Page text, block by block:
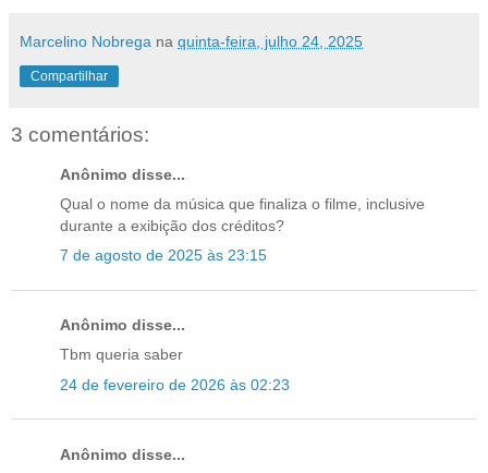
Marcelino Nobrega na quinta-feira, julho 24, 2025
Compartilhar
3 comentários:
Anônimo disse...
Qual o nome da música que finaliza o filme, inclusive
durante a exibição dos créditos?
7 de agosto de 2025 às 23:15
Anônimo disse...
Tbm queria saber
24 de fevereiro de 2026 às 02:23
Anônimo disse...